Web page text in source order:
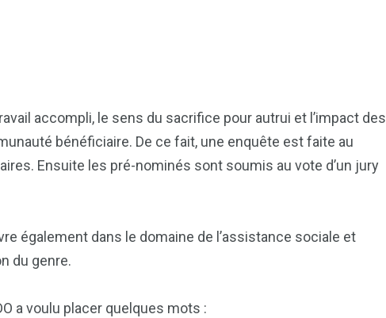
accompli, le sens du sacrifice pour autrui et l’impact des
bénéficiaire. De ce fait, une enquête est faite au
Ensuite les pré-nominés sont soumis au vote d’un jury
également dans le domaine de l’assistance sociale et
du genre.
a voulu placer quelques mots :